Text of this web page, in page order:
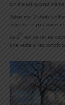
arrière est quand
Selon moi 2 choix
coup de ne pas pouvoir
Le 2
nd
est de retirer
une veste si les